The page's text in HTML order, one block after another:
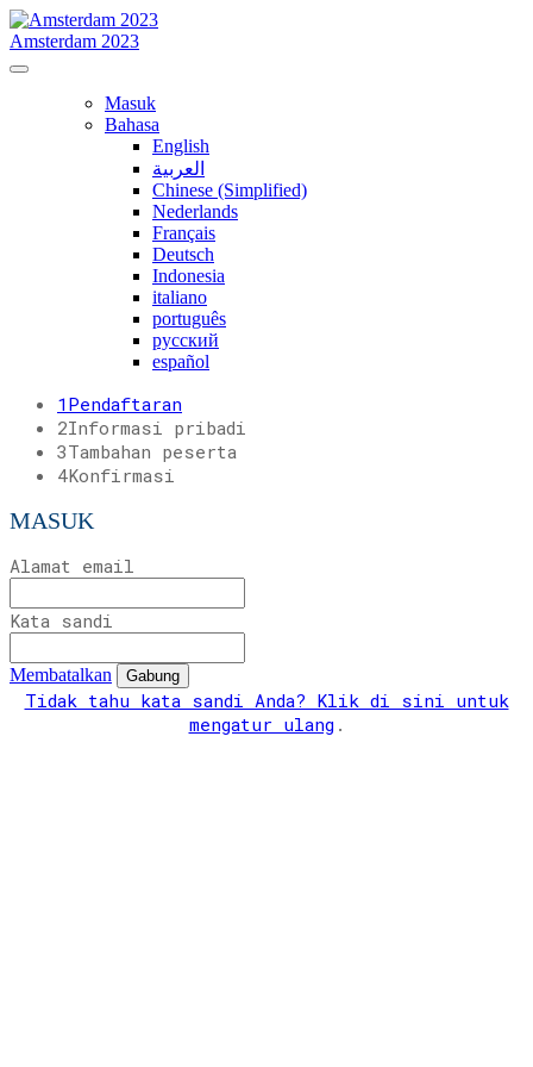
Amsterdam 2023
Masuk
Bahasa
English
العربية
Chinese (Simplified)
Nederlands
Français
Deutsch
Indonesia
italiano
português
русский
español
1 Pendaftaran
2Informasi pribadi
3Tambahan peserta
4Konfirmasi
MASUK
Alamat email
Kata sandi
Membatalkan Gabung
Tidak tahu kata sandi Anda? Klik di sini untuk
mengatur ulang .